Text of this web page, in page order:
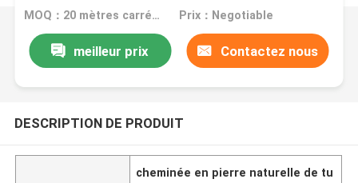
MOQ：20 mètres carrés/place Prix：Negotiable
meilleur prix Contactez nous
DESCRIPTION DE PRODUIT
cheminée en pierre naturelle de tu